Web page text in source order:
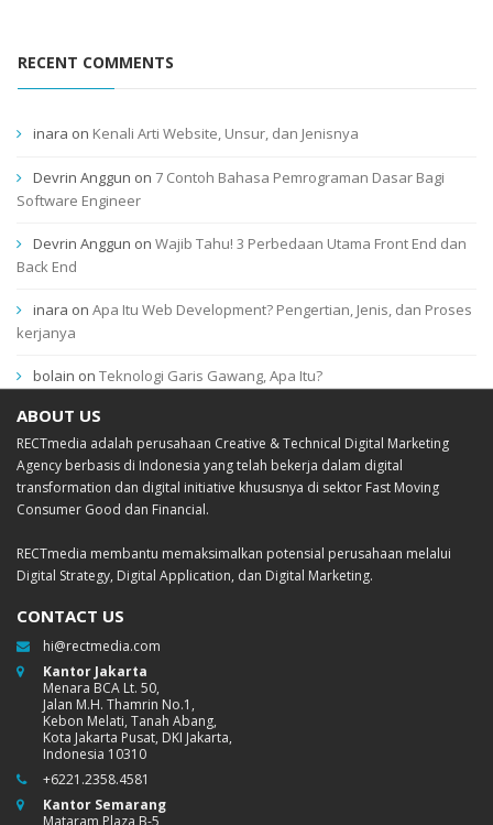
RECENT COMMENTS
inara on Kenali Arti Website, Unsur, dan Jenisnya
Devrin Anggun on 7 Contoh Bahasa Pemrograman Dasar Bagi
Software Engineer
Devrin Anggun on Wajib Tahu! 3 Perbedaan Utama Front End dan
Back End
inara on Apa Itu Web Development? Pengertian, Jenis, dan Proses
kerjanya
bolain on Teknologi Garis Gawang, Apa Itu?
ABOUT US
RECTmedia adalah perusahaan Creative & Technical Digital Marketing
Agency berbasis di Indonesia yang telah bekerja dalam digital
transformation dan digital initiative khususnya di sektor Fast Moving
Consumer Good dan Financial.
RECTmedia membantu memaksimalkan potensial perusahaan melalui
Digital Strategy, Digital Application, dan Digital Marketing.
CONTACT US
hi@rectmedia.com
Kantor Jakarta
Menara BCA Lt. 50,
Jalan M.H. Thamrin No.1,
Kebon Melati, Tanah Abang,
Kota Jakarta Pusat, DKI Jakarta,
Indonesia 10310
+6221.2358.4581
Kantor Semarang
Mataram Plaza B-5,